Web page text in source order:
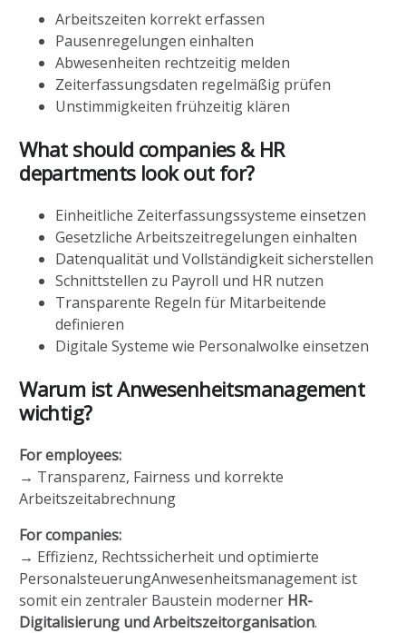
Arbeitszeiten korrekt erfassen
Pausenregelungen einhalten
Abwesenheiten rechtzeitig melden
Zeiterfassungsdaten regelmäßig prüfen
Unstimmigkeiten frühzeitig klären
What should companies & HR
departments look out for?
Einheitliche Zeiterfassungssysteme einsetzen
Gesetzliche Arbeitszeitregelungen einhalten
Datenqualität und Vollständigkeit sicherstellen
Schnittstellen zu Payroll und HR nutzen
Transparente Regeln für Mitarbeitende
definieren
Digitale Systeme wie Personalwolke einsetzen
Warum ist Anwesenheitsmanagement
wichtig?
For employees:
→ Transparenz, Fairness und korrekte
Arbeitszeitabrechnung
For companies:
→ Effizienz, Rechtssicherheit und optimierte
PersonalsteuerungAnwesenheitsmanagement ist
somit ein zentraler Baustein moderner HR-
Digitalisierung und Arbeitszeitorganisation.